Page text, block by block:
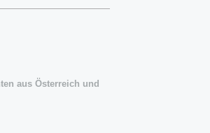
aus Österreich und